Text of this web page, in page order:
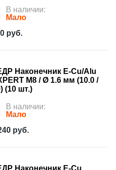
В наличии:
Мало
руб.
Наконечник E-Cu/Alu
М8 / Ø 1.6 мм (10.0 /
(10 шт.)
В наличии:
Мало
руб.
Наконечник E-Cu